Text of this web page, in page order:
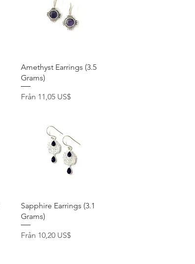
Snabbvisning
Amethyst Earrings (3.5
Grams)
Från 11,05 US$
Reapris
Snabbvisning
Sapphire Earrings (3.1
Grams)
Från 10,20 US$
Reapris